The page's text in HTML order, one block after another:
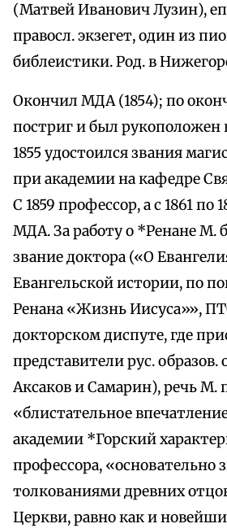
(Матвей Иванович Лузин),
правосл. экзегет, один из
библеистики. Род. в
Окончил МДА (1854); по
постриг и был рукоположен
1855 удостоился звания
при академии на кафедре
С 1859 профессор, а с 1861 по
МДА. За работу о *Ренане М.
звание доктора («О
Евангельской истории, по
Ренана «Жизнь Иисуса»»,
докторском диспуте, где
представители рус. образов.
Аксаков и Самарин), речь М.
«блистательное
академии *Горский
профессора, «основательно
толкованиями древних
Церкви, равно как и